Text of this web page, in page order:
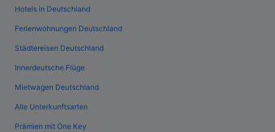
Hotels in Deutschland
Ferienwohnungen Deutschland
Städtereisen Deutschland
Innerdeutsche Flüge
Mietwagen Deutschland
Alle Unterkunftsarten
Prämien mit One Key